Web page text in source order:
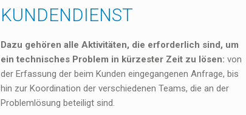
KUNDENDIENST
Dazu gehören alle Aktivitäten, die erforderlich sind, um
ein technisches Problem in kürzester Zeit zu lösen: von
der Erfassung der beim Kunden eingegangenen Anfrage, bis
hin zur Koordination der verschiedenen Teams, die an der
Problemlösung beteiligt sind.